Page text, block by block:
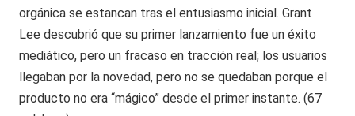
orgánica se estancan tras el entusiasmo inicial. Grant
Lee descubrió que su primer lanzamiento fue un éxito
mediático, pero un fracaso en tracción real; los usuarios
llegaban por la novedad, pero no se quedaban porque el
producto no era “mágico” desde el primer instante. (67